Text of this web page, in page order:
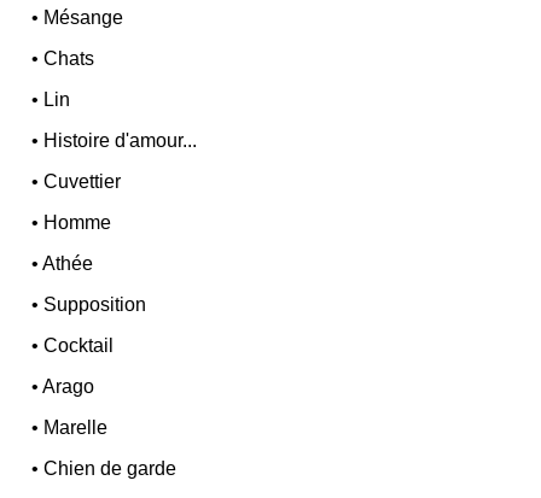
• Mésange
•Chats
• Lin
• Histoire d'amour...
•Cuvettier
• Homme
•Athée
• Supposition
•Cocktail
•Arago
• Marelle
•Chien de garde